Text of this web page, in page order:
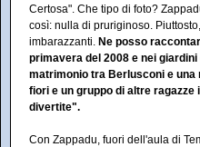
Certosa". Che tipo di foto?
così: nulla di pruriginoso.
imbarazzanti. Ne posso
primavera del 2008 e nei
matrimonio tra Berlusconi e una
fiori e un gruppo di altre ragazze
divertite".
Con Zappadu, fuori dell'aula di